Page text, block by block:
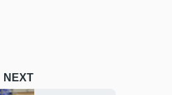
NEXT